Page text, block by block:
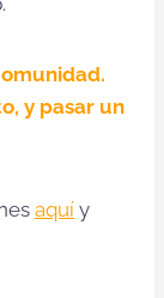
y pasar un
aquí y